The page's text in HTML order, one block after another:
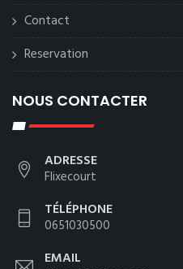
Contact
Reservation
NOUS CONTACTER
ADRESSE
Flixecourt
TÉLÉPHONE
0651030500
EMAIL